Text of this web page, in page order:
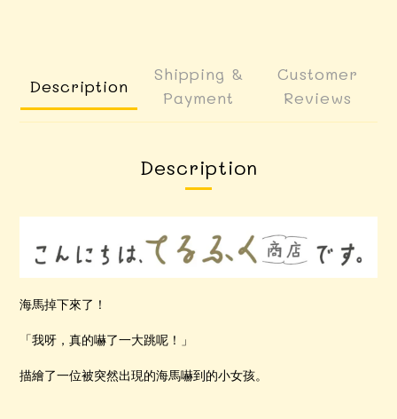
Description
Shipping &
Payment
Customer
Reviews
Description
海馬掉下來了！
「我呀，真的嚇了一大跳呢！」
描繪了一位被突然出現的海馬嚇到的小女孩。